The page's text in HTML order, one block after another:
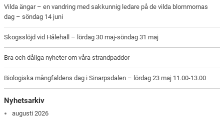
Vilda ängar – en vandring med sakkunnig ledare på de vilda blommornas
dag – söndag 14 juni
Skogsslöjd vid Hålehall – lördag 30 maj-söndag 31 maj
Bra och dåliga nyheter om våra strandpaddor
Biologiska mångfaldens dag i Sinarpsdalen – lördag 23 maj 11.00-13.00
Nyhetsarkiv
augusti 2026